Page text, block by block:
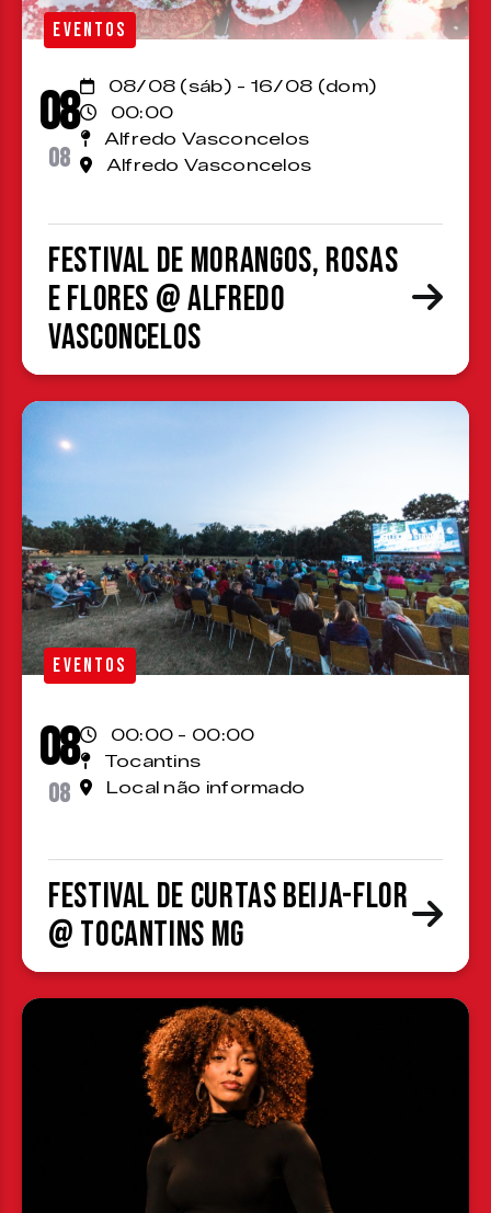
EVENTOS
08
08
08/08 (sáb) - 16/08 (dom)
00:00
Alfredo Vasconcelos
Alfredo Vasconcelos
Festival de Morangos, Rosas
e Flores @ Alfredo
Vasconcelos
EVENTOS
08
08
00:00 - 00:00
Tocantins
Local não informado
Festival de Curtas Beija-Flor
@ Tocantins MG